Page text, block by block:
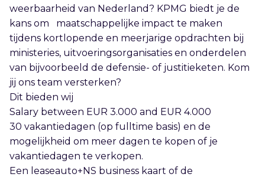
weerbaarheid van Nederland? KPMG biedt je de
kans om maatschappelijke impact te maken
tijdens kortlopende en meerjarige opdrachten bij
ministeries, uitvoeringsorganisaties en onderdelen
van bijvoorbeeld de defensie- of justitieketen. Kom
jij ons team versterken?
Dit bieden wij
Salary between EUR 3.000 and EUR 4.000
30 vakantiedagen (op fulltime basis) en de
mogelijkheid om meer dagen te kopen of je
vakantiedagen te verkopen.
Een leaseauto+NS business kaart of de